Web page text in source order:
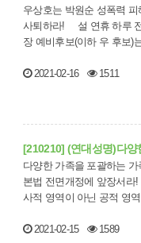
우상호는 박원순 성폭력 피해자에게 진심으로 사죄
사퇴하라! 설 연휴 하루 전인 지난 10일, 우상호 더불어민주당 서울시
장 예비후보(이하 우 후보)
2021-02-16 1511
[210210] (연대성명)다
다양한 가족을 포괄하는
본법 전면개정에 앞장서라! 2004년 제정된 건강가정기본법은 가족을
사적 영역이 아닌 공적 영
2021-02-15 1589